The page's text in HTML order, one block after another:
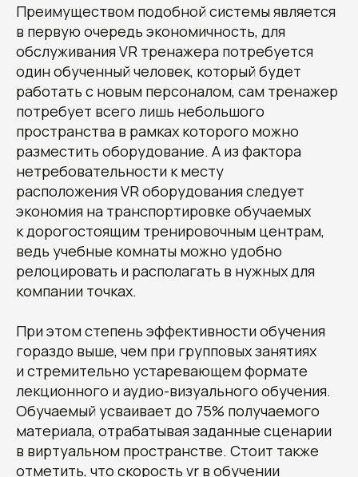
Преимуществом подобной системы является
в первую очередь экономичность, для
обслуживания VR тренажера потребуется
один обученный человек, который будет
работать с новым персоналом, сам тренажер
потребует всего лишь небольшого
пространства в рамках которого можно
разместить оборудование. А из фактора
нетребовательности к месту
расположения VR оборудования следует
экономия на транспортировке обучаемых
к дорогостоящим тренировочным центрам,
ведь учебные комнаты можно удобно
релоцировать и располагать в нужных для
компании точках.
При этом степень эффективности обучения
гораздо выше, чем при групповых занятиях
и стремительно устаревающем формате
лекционного и аудио-визуального обучения.
Обучаемый усваивает до 75% получаемого
материала, отрабатывая заданные сценарии
в виртуальном пространстве. Стоит также
отметить, что скорость vr в обучении